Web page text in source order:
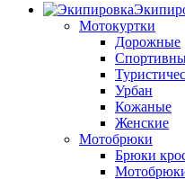
Мотокуртки
Дорожные
Урбан
Кожаные
Женские
Мотобрюки
Брюки